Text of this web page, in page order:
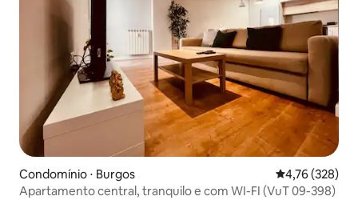
Condomínio ⋅ Burgos 4,76 de uma
4,76 (328)
Apartamento central, tranquilo e com WI-FI (VuT 09-398)